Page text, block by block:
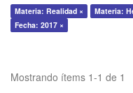
Materia: Realidad × Materia:
Fecha: 2017 ×
Mostrando ítems 1-1 de 1